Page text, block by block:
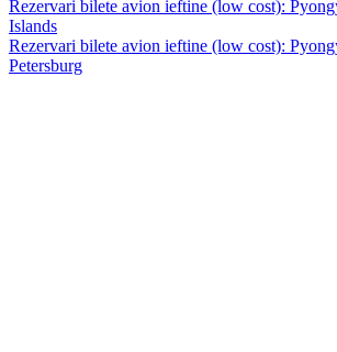
Rezervari bilete avion ieftine (low cost):
Islands
Rezervari bilete avion ieftine (low cost):
Petersburg